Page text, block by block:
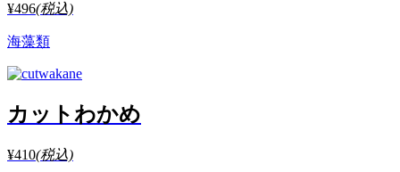
¥496(税込)
海藻類
カットわかめ
¥410(税込)